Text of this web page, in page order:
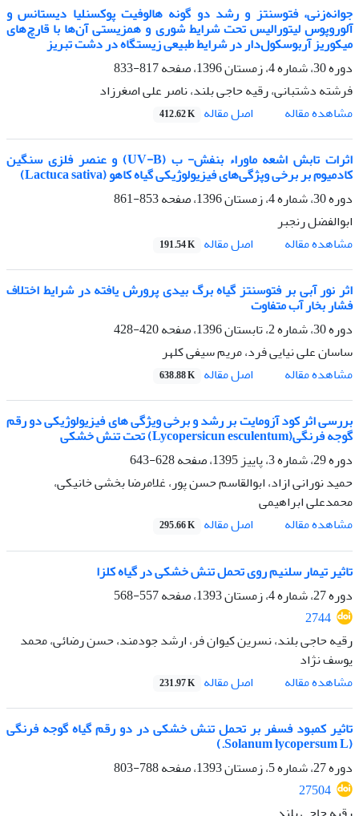
جوانه‌زنی، فتوسنتز و رشد دو گونه هالوفیت پوکسنلیا دیستانس و
آلوروپوس لیتورالیس تحت شرایط شوری و همزیستی آن‌ها با قارچ‌های
میکوریز آربوسکول‌دار در شرایط طبیعی زیستگاه در دشت تبریز
دوره 30، شماره 4، زمستان 1396، صفحه
817-833
فرشته دشتبانی، رقیه حاجی بلند، ناصر علی اصغرزاد
مشاهده مقاله
اصل مقاله 412.62 K
اثرات تابش اشعه ماوراء بنفش- ب (UV-B) و عنصر فلزی سنگین
کادمیوم بر برخی وپژگی‌های فیزیولوژیکی گیاه کاهو (Lactuca sativa)
دوره 30، شماره 4، زمستان 1396، صفحه
853-861
ابوالفضل رنجبر
مشاهده مقاله
اصل مقاله 191.54 K
اثر نور آبی بر فتوسنتز گیاه برگ بیدی پرورش یافته در شرایط اختلاف
فشار بخار آب متفاوت
دوره 30، شماره 2، تابستان 1396، صفحه
420-428
ساسان علی نیایی فرد، مریم سیفی کلهر
مشاهده مقاله
اصل مقاله 638.88 K
بررسی اثر کود آزومایت بر رشد و برخی ویژگی های فیزیولوژیکی دو رقم
گوجه فرنگی(Lycopersicun esculentum) تحت تنش خشکی
دوره 29، شماره 3، پاییز 1395، صفحه
628-643
حمید نورانی ازاد، ابوالقاسم حسن پور، غلامرضا بخشی خانیکی،
محمدعلی ابراهیمی
مشاهده مقاله
اصل مقاله 295.66 K
تاثیر تیمار سلنیم روی تحمل تنش خشکی در گیاه کلزا
دوره 27، شماره 4، زمستان 1393، صفحه
557-568
2744
رقیه حاجی بلند، نسرین کیوان فر، ارشد جودمند، حسن رضائی، محمد
یوسف نژاد
مشاهده مقاله
اصل مقاله 231.97 K
تاثیر کمبود فسفر بر تحمل تنش خشکی در دو رقم گیاه گوجه فرنگی
(Solanum lycopersum L.)
دوره 27، شماره 5، زمستان 1393، صفحه
788-803
27504